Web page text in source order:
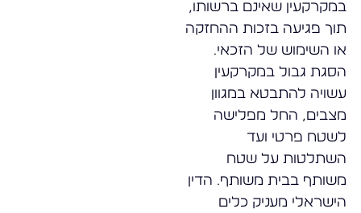
במקרקעין שאינם ברשותו,
תוך פגיעה בזכות ההחזקה
או השימוש של הזכאי.
הסגת גבול במקרקעין
עשויה להתבטא במגוון
מצבים, החל מפלישה
לשטח פרטי ועד
השתלטות על שטח
משותף בבית משותף. הדין
הישראלי מעניק כלים